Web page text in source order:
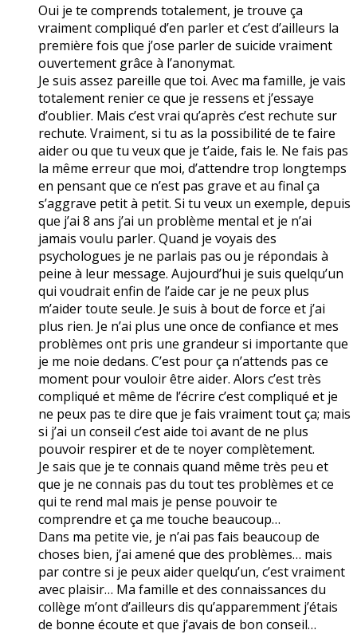
Oui je te comprends totalement, je trouve ça
vraiment compliqué d’en parler et c’est d’ailleurs la
première fois que j’ose parler de suicide vraiment
ouvertement grâce à l’anonymat.
Je suis assez pareille que toi. Avec ma famille, je vais
totalement renier ce que je ressens et j’essaye
d’oublier. Mais c’est vrai qu’après c’est rechute sur
rechute. Vraiment, si tu as la possibilité de te faire
aider ou que tu veux que je t’aide, fais le. Ne fais pas
la même erreur que moi, d’attendre trop longtemps
en pensant que ce n’est pas grave et au final ça
s’aggrave petit à petit. Si tu veux un exemple, depuis
que j’ai 8 ans j’ai un problème mental et je n’ai
jamais voulu parler. Quand je voyais des
psychologues je ne parlais pas ou je répondais à
peine à leur message. Aujourd’hui je suis quelqu’un
qui voudrait enfin de l’aide car je ne peux plus
m’aider toute seule. Je suis à bout de force et j’ai
plus rien. Je n’ai plus une once de confiance et mes
problèmes ont pris une grandeur si importante que
je me noie dedans. C’est pour ça n’attends pas ce
moment pour vouloir être aider. Alors c’est très
compliqué et même de l’écrire c’est compliqué et je
ne peux pas te dire que je fais vraiment tout ça; mais
si j’ai un conseil c’est aide toi avant de ne plus
pouvoir respirer et de te noyer complètement.
Je sais que je te connais quand même très peu et
que je ne connais pas du tout tes problèmes et ce
qui te rend mal mais je pense pouvoir te
comprendre et ça me touche beaucoup…
Dans ma petite vie, je n’ai pas fais beaucoup de
choses bien, j’ai amené que des problèmes… mais
par contre si je peux aider quelqu’un, c’est vraiment
avec plaisir… Ma famille et des connaissances du
collège m’ont d’ailleurs dis qu’apparemment j’étais
de bonne écoute et que j’avais de bon conseil…